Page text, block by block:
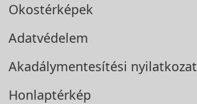
Okostérképek
Adatvédelem
Akadálymentesítési nyilatkozat
Honlaptérkép